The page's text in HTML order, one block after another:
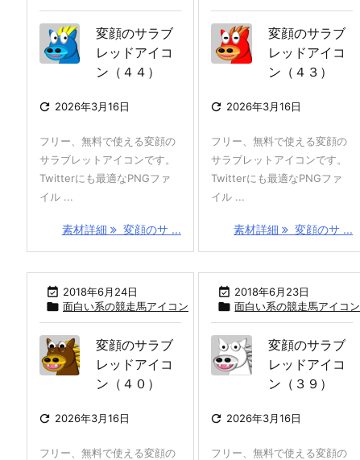
変顔のサラブ
レッドアイコ
ン（４４）
 2026年3月16日
フリー、無料で使える変顔の
サラブレットアイコンです。
Twitterにも最適なPNGファ
イル ...
素材詳細 変顔のサ ...
変顔のサラブ
レッドアイコ
ン（４３）
 2026年3月16日
フリー、無料で使える変顔の
サラブレットアイコンです。
Twitterにも最適なPNGファ
イル ...
素材詳細 変顔のサ ...
 2018年6月24日
 面白い系の競走馬アイコン
変顔のサラブ
レッドアイコ
ン（４０）
 2026年3月16日
フリー、無料で使える変顔の
 2018年6月23日
 面白い系の競走馬アイコン
変顔のサラブ
レッドアイコ
ン（３９）
 2026年3月16日
フリー、無料で使える変顔の